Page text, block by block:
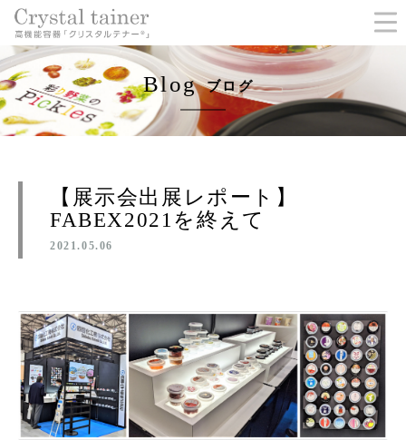
Blog ブログ
【展示会出展レポート】
FABEX2021を終えて
2021.05.06